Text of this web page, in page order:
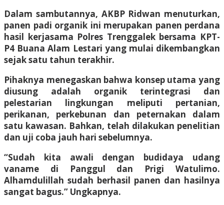
Dalam sambutannya, AKBP Ridwan menuturkan,
panen padi organik ini merupakan panen perdana
hasil kerjasama Polres Trenggalek bersama KPT-
P4 Buana Alam Lestari yang mulai dikembangkan
sejak satu tahun terakhir.
Pihaknya menegaskan bahwa konsep utama yang
diusung adalah organik terintegrasi dan
pelestarian lingkungan meliputi pertanian,
perikanan, perkebunan dan peternakan dalam
satu kawasan. Bahkan, telah dilakukan penelitian
dan uji coba jauh hari sebelumnya.
“Sudah kita awali dengan budidaya udang
vaname di Panggul dan Prigi Watulimo.
Alhamdulillah sudah berhasil panen dan hasilnya
sangat bagus.” Ungkapnya.